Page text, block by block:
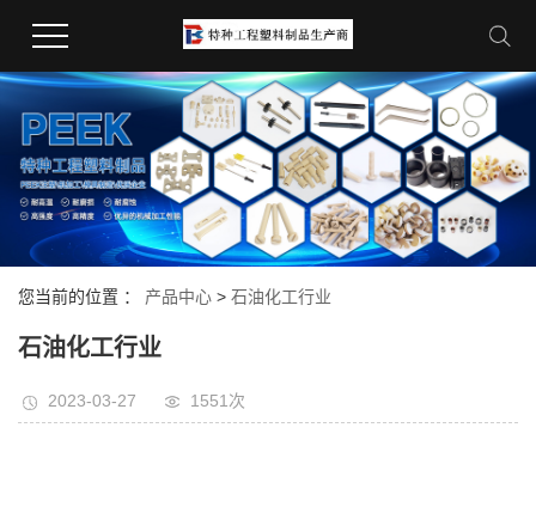
您当前的位置 ： 产品中心 > 石油化工行业
石油化工行业
2023-03-27 1551次